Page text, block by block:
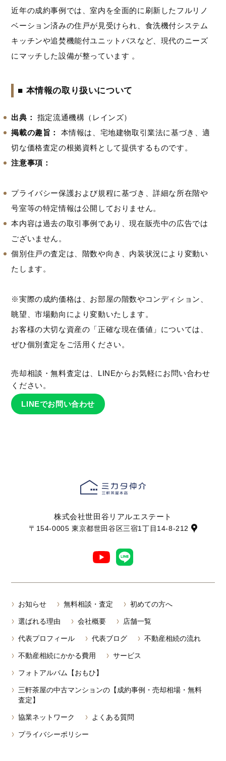
近年の成約事例では、室内を全面的に刷新したフルリノ
ベーション済みの住戸が見受けられ、食洗機付システム
キッチンや追焚機能付ユニットバスなど、現代のニーズ
にマッチした設備が整っています 。
■ 本情報の取り扱いについて
出典：
指定流通機構（レインズ）
掲載の趣旨：
本情報は、宅地建物取引業法に基づき、適
切な価格査定の根拠資料として提供するものです。
注意事項：
プライバシー保護および規程に基づき、詳細な所在階や
号室等の特定情報は公開しておりません。
本内容は過去の取引事例であり、現在販売中の広告では
ございません。
個別住戸の査定は、階数や向き、内装状況により変動い
たします。
※実際の成約価格は、お部屋の階数やコンディション、
眺望、市場動向により変動いたします。
お客様の大切な資産の「正確な現在価値」については、
ぜひ個別査定をご活用ください。
売却相談・無料査定は、LINEからお気軽にお問い合わせ
ください。
LINEでお問い合わせ
株式会社世田谷リアルエステート
〒154-0005 東京都世田谷区三宿1丁目14-8-212
お知らせ 無料相談・査定 初めての方へ
選ばれる理由 会社概要 店舗一覧
代表プロフィール 代表ブログ 不動産相続の流れ
不動産相続にかかる費用 サービス
フォトアルバム【おもひ】
三軒茶屋の中古マンションの【成約事例・売却相場・無料
査定】
協業ネットワーク よくある質問
プライバシーポリシー